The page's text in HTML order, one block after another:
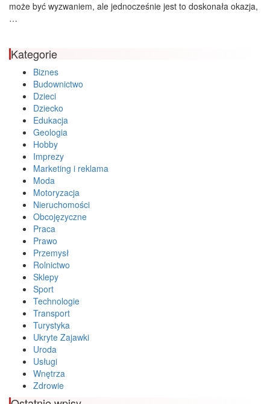
może być wyzwaniem, ale jednocześnie jest to doskonała okazja,
…
Kategorie
Biznes
Budownictwo
Dzieci
Dziecko
Edukacja
Geologia
Hobby
Imprezy
Marketing i reklama
Moda
Motoryzacja
Nieruchomości
Obcojęzyczne
Praca
Prawo
Przemysł
Rolnictwo
Sklepy
Sport
Technologie
Transport
Turystyka
Ukryte Zajawki
Uroda
Usługi
Wnętrza
Zdrowie